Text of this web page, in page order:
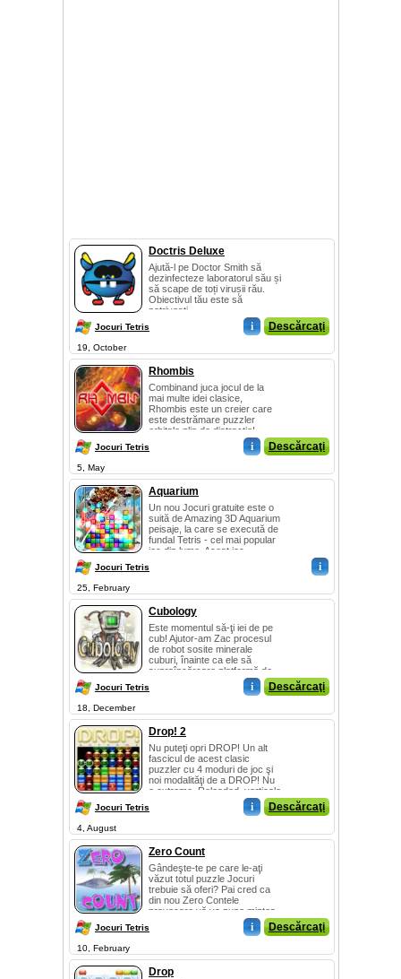
Doctris Deluxe
Ajută-l pe Doctor Smith să
dezinfecteze laboratorul său și
să scape de toți virușii rău.
Obiectivul tău este să
potrivești...
Jocuri Tetris i Descărcaţi
19, October
Rhombis
Combinand juca jocul de la
mai multe idei clasice,
Rhombis este un creier care
este destrămare puzzler
orbitale plin de distracţie!
Jocuri Tetris i Descărcaţi
5, May
Aquarium
Un nou Jocuri gratuite este o
suită de Amazing 3D Aquarium
peisaje, la care se execută de
fundal Tetris - cel mai popular
joc din lume. Acest joc...
Jocuri Tetris i
25, February
Cubology
Este momentul să-ţi iei de pe
cub! Ajutor-am Zac procesul
de robot sosite minerale
cuburi, înainte ca ele să
supraîncărcare platformă de
Jocuri Tetris i Descărcaţi
18, December
Drop! 2
Nu puteţi opri DROP! Un alt
fascicul de acest clasic
puzzler cu 4 moduri de joc şi
noi modalităţi de a DROP! Nu
e extreme, Reloaded, verticale
Jocuri Tetris i Descărcaţi
4, August
Zero Count
Gândeşte-te pe care le-aţi
văzut totul puzzle Jocuri
trebuie să oferi? Pai cred ca
din nou Zero Contele
provocare vă va pune mintea
Jocuri Tetris i Descărcaţi
10, February
Drop